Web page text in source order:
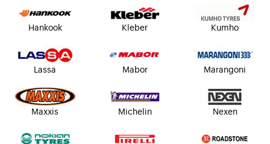
Hankook Kleber Kumho
Lassa Mabor Marangoni
Maxxis Michelin Nexen